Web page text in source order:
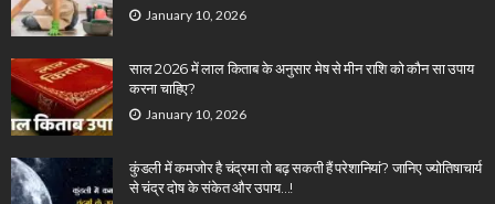
January 10, 2026
साल 2026 में लाल किताब के अनुसार मेष से मीन राशि को कौन सा उपाय
करना चाहिए?
January 10, 2026
कुंडली में कमजोर है चंद्रमा तो बढ़ सकती हैं परेशानियां? जानिए ज्योतिषाचार्य
से चंद्र दोष के संकेत और उपाय…!